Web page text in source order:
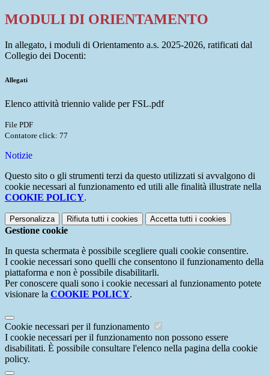
MODULI DI ORIENTAMENTO
In allegato, i moduli di Orientamento a.s. 2025-2026, ratificati dal
Collegio dei Docenti:
Allegati
Elenco attività triennio valide per FSL.pdf
File PDF
Contatore click: 77
Notizie
Questo sito o gli strumenti terzi da questo utilizzati si avvalgono di
cookie necessari al funzionamento ed utili alle finalità illustrate nella
COOKIE POLICY.
Personalizza Rifiuta tutti i cookies Accetta tutti i cookies
Gestione cookie
In questa schermata è possibile scegliere quali cookie consentire.
I cookie necessari sono quelli che consentono il funzionamento della
piattaforma e non è possibile disabilitarli.
Per conoscere quali sono i cookie necessari al funzionamento potete
visionare la COOKIE POLICY.
Cookie necessari per il funzionamento
I cookie necessari per il funzionamento non possono essere
disabilitati. È possibile consultare l'elenco nella pagina della cookie
policy.